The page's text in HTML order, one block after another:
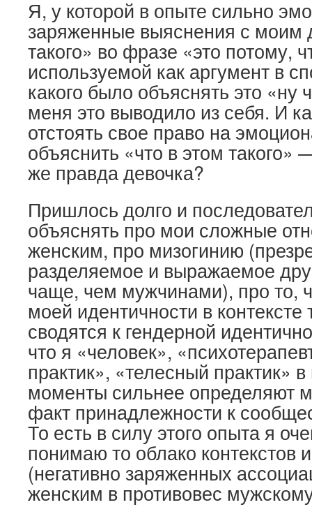
Я, у которой в опыте сильно
заряженные выяснения с моим
такого» во фразе «это потому,
используемой как аргумент в
какого было объяснять это «ну
меня это выводило из себя. И
отстоять свое право на
объяснить «что в этом
же правда девочка?
Пришлось долго и
объяснять про мои сложные
женским, про мизогинию
разделяемое и выражаемое
чаще, чем мужчинами), про то,
моей идентичности в контексте
сводятся к гендерной
что я «человек»,
практик», «телесный практик»
моменты сильнее определяют
факт принадлежности к
То есть в силу этого опыта я
понимаю то облако контекстов
(негативно заряженных
женским в противовес